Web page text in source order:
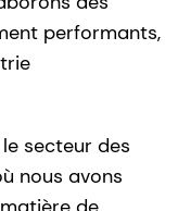
performants,
secteur des
nous avons